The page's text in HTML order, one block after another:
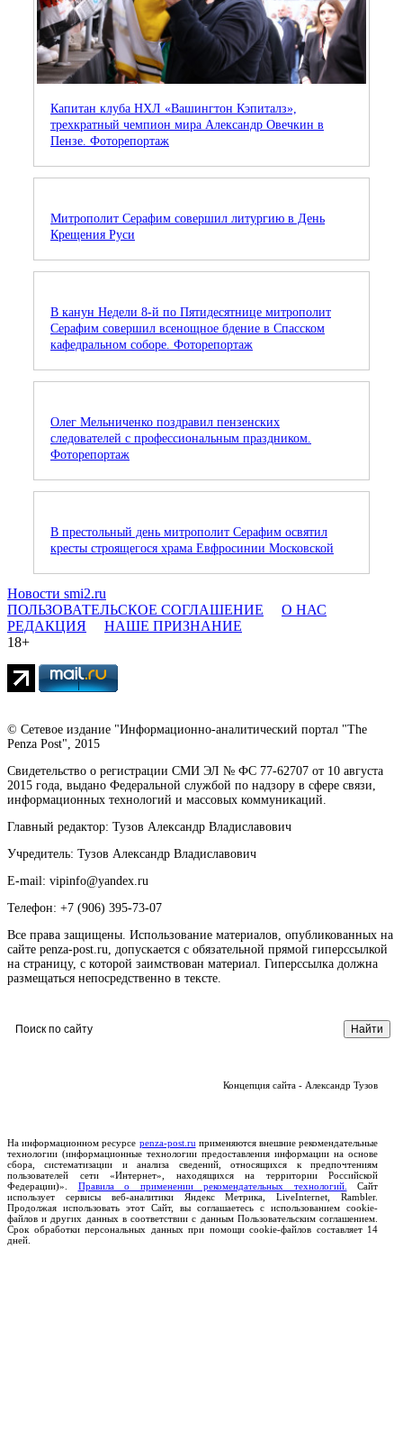
Капитан клуба НХЛ «Вашингтон Кэпиталз»,
трехкратный чемпион мира Александр Овечкин в
Пензе. Фоторепортаж
Митрополит Серафим совершил литургию в День
Крещения Руси
В канун Недели 8-й по Пятидесятнице митрополит
Серафим совершил всенощное бдение в Спасском
кафедральном соборе. Фоторепортаж
Олег Мельниченко поздравил пензенских
следователей с профессиональным праздником.
Фоторепортаж
В престольный день митрополит Серафим освятил
кресты строящегося храма Евфросинии Московской
Новости smi2.ru
ПОЛЬЗОВАТЕЛЬСКОЕ СОГЛАШЕНИЕ
О НАС
РЕДАКЦИЯ
НАШЕ ПРИЗНАНИЕ
18+
© Сетевое издание "Информационно-аналитический портал "The
Penza Post", 2015
Свидетельство о регистрации СМИ ЭЛ № ФС 77-62707 от 10 августа
2015 года, выдано Федеральной службой по надзору в сфере связи,
информационных технологий и массовых коммуникаций.
Главный редактор: Тузов Александр Владиславович
Учредитель: Тузов Александр Владиславович
E-mail: vipinfo@yandex.ru
Телефон: +7 (906) 395-73-07
Все права защищены. Использование материалов, опубликованных на
сайте penza-post.ru, допускается с обязательной прямой гиперссылкой
на страницу, с которой заимствован материал. Гиперссылка должна
размещаться непосредственно в тексте.
Концепция сайта - Александр Тузов
На информационном ресурсе penza-post.ru применяются внешние рекомендательные
технологии (информационные технологии предоставления информации на основе
сбора, систематизации и анализа сведений, относящихся к предпочтениям
пользователей сети «Интернет», находящихся на территории Российской
Федерации)». Правила о применении рекомендательных технологий.
Сайт
использует сервисы веб-аналитики Яндекс Метрика, LiveInternet, Rambler.
Продолжая использовать этот Сайт, вы соглашаетесь с использованием cookie-
файлов и других данных в соответствии с данным Пользовательским соглашением.
Срок обработки персональных данных при помощи cookie-файлов составляет 14
дней.